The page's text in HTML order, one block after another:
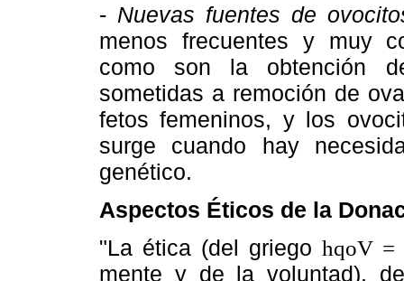
- Nuevas fuentes de
menos frecuentes y muy
como son la obtención
sometidas a remoción de
fetos femeninos, y los
surge cuando hay
genético.
Aspectos Éticos de la
"La ética (del griego hqoV =
mente y de la voluntad),